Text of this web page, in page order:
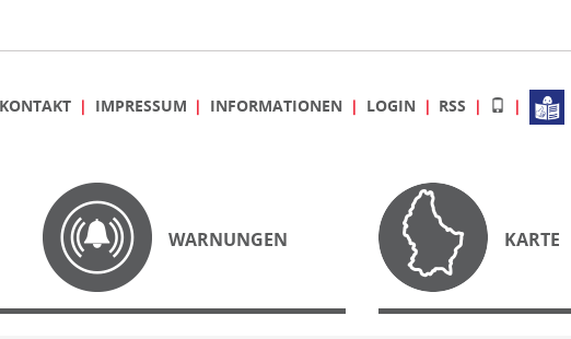
KONTAKT IMPRESSUM INFORMATIONEN LOGIN RSS
WARNUNGEN KARTE